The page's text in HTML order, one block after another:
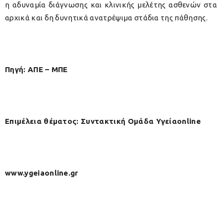
η αδυναμία διάγνωσης και κλινικής μελέτης ασθενών στα
αρχικά και δη δυνητικά ανατρέψιμα στάδια της πάθησης.
Πηγή: ΑΠΕ – ΜΠΕ
Επιμέλεια θέματος: Συντακτική Ομάδα Υγείαonline
www.ygeiaonline.gr